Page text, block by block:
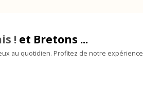
! et Bretons ...
au quotidien. Profitez de notre expérience